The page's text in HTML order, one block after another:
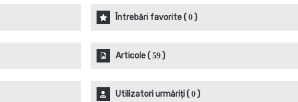
Întrebări favorite( 0)
Articole( 59)
Utilizatori urmăriți( 0)